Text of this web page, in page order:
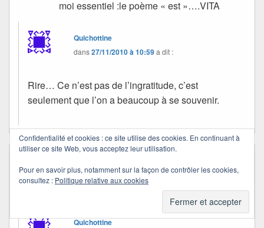
moi essentiel :le poème « est »….VITA
Quichottine
dans27/11/2010 à 10:59a dit :
Rire… Ce n’est pas de l’ingratitude, c’est
seulement que l’on a beaucoup à se souvenir.
Je ne connais pas et je ne suis pas
emballée par l’extrait… Bisous
Quichottine
Confidentialité et cookies : ce site utilise des cookies. En continuant à
utiliser ce site Web, vous acceptez leur utilisation.
Pour en savoir plus, notamment sur la façon de contrôler les cookies,
consultez : Politique relative aux cookies